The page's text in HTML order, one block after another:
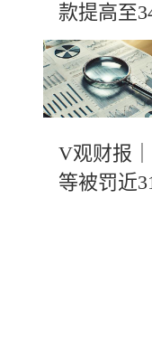
款提高至
V观财报
等被罚近